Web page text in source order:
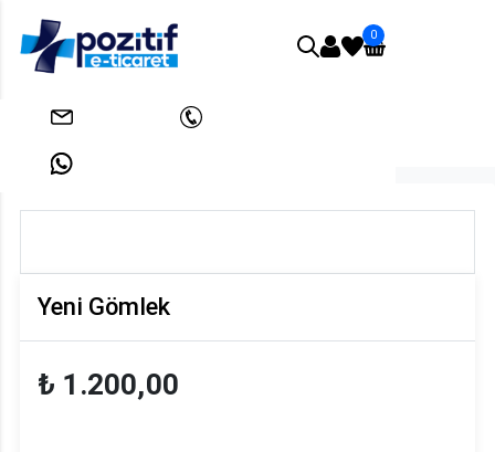
info@pozitifeticaret.com
+905312631824
0
Yeni Gömlek
₺ 1.200,00